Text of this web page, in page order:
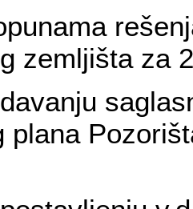
zemljišta za
plana